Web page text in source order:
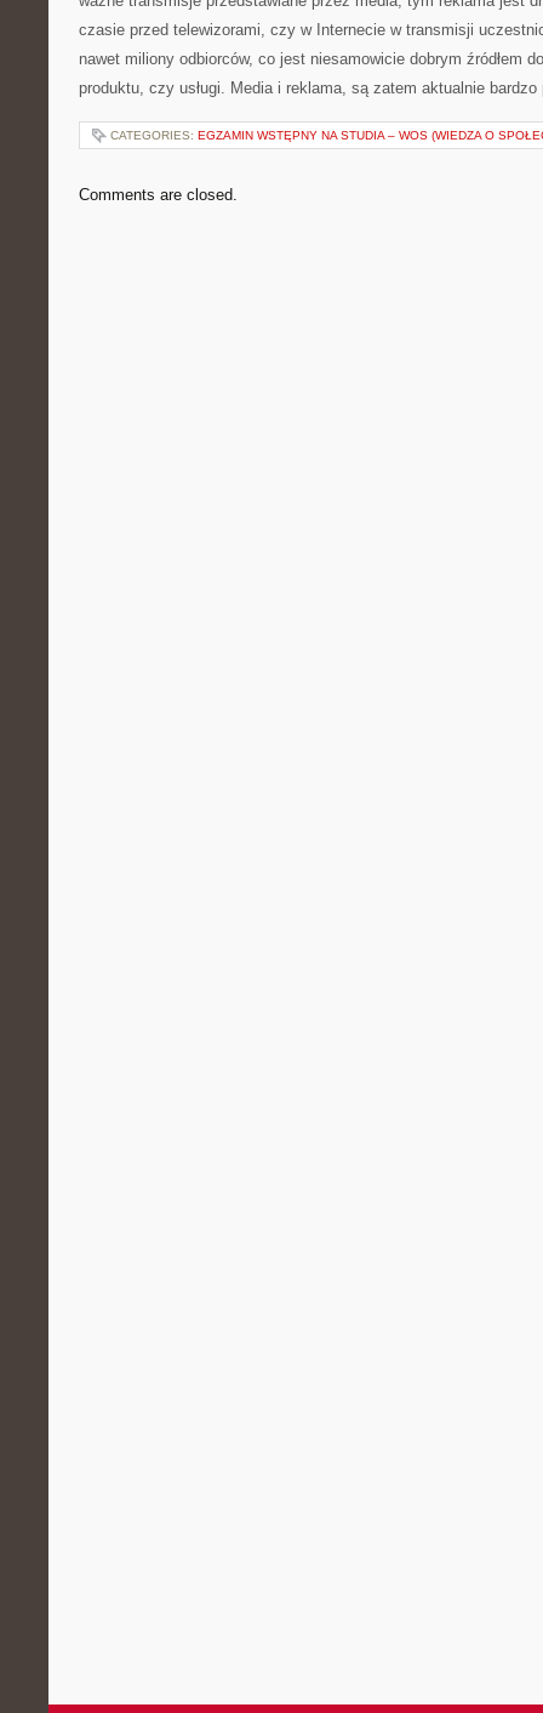
czasie przed telewizorami, czy w Internecie w transmisji
nawet miliony odbiorców, co jest niesamowicie dobrym źródłem
produktu, czy usługi. Media i reklama, są zatem aktualnie
CATEGORIES: EGZAMIN WSTĘPNY NA STUDIA – WOS (WIEDZA O
Comments are closed.